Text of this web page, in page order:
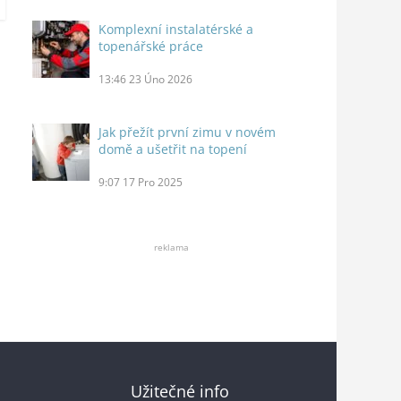
Komplexní instalatérské a
topenářské práce
13:46 23 Úno 2026
Jak přežít první zimu v novém
domě a ušetřit na topení
9:07 17 Pro 2025
reklama
Užitečné info